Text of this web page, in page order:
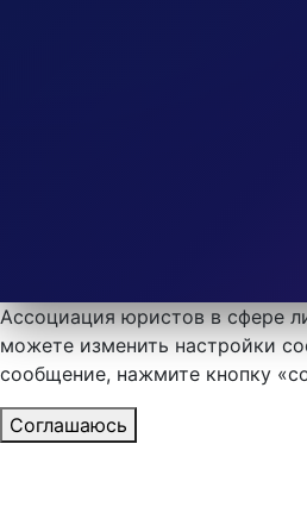
Ассоциация юристов в сфере
можете изменить настройки
сообщение, нажмите кнопку
Соглашаюсь